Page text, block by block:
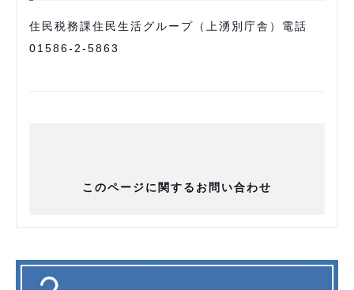
住民税務課住民生活グループ（上湧別庁舎）電話
01586-2-5863
このページに関するお問い合わせ